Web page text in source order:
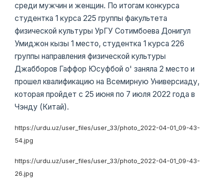
среди мужчин и женщин. По итогам конкурса
студентка 1 курса 225 группы факультета
физической культуры УрГУ Сотимбоева Донигул
Умиджон кызы 1 место, студентка 1 курса 226
группы направления физической культуры
Джабборов Гаффор Юсуфбой о' заняла 2 место и
прошел квалификацию на Всемирную Универсиаду,
которая пройдет с 25 июня по 7 июля 2022 года в
Чэнду (Китай).
https://urdu.uz/user_files/user_33/photo_2022-04-01_09-43-
54.jpg
https://urdu.uz/user_files/user_33/photo_2022-04-01_09-43-
26.jpg